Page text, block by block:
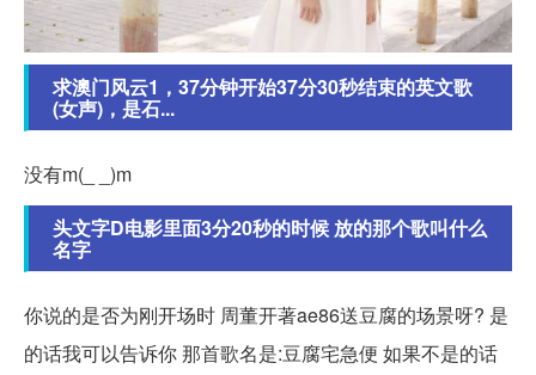
求澳门风云1，37分钟开始37分30秒结束的英文歌
(女声)，是石...
没有m(_ _)m
头文字D电影里面3分20秒的时候 放的那个歌叫什么
名字
你说的是否为刚开场时 周董开著ae86送豆腐的场景呀? 是
的话我可以告诉你 那首歌名是:豆腐宅急便 如果不是的话